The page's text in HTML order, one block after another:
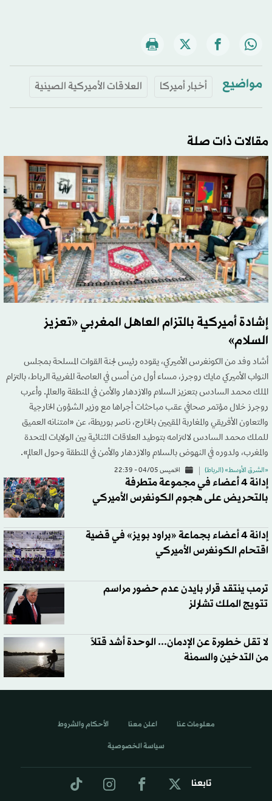
مواضيع أخبار أميركا العلاقات الأميركية الصينية
مقالات ذات صلة
إشادة أميركية بالتزام العاهل المغربي «تعزيز
السلام»
أشاد وفد من الكونغرس الأميركي، يقوده رئيس لجنة القوات المسلحة بمجلس
النواب الأميركي مايك روجرز، مساء أول من أمس في العاصمة المغربية الرباط، بالتزام
الملك محمد السادس بتعزيز السلام والازدهار والأمن في المنطقة والعالم. وأعرب
روجرز خلال مؤتمر صحافي عقب مباحثات أجراها مع وزير الشؤون الخارجية
والتعاون الأفريقي والمغاربة المقيمين بالخارج، ناصر بوريطة، عن «امتنانه العميق
للملك محمد السادس لالتزامه بتوطيد العلاقات الثنائية بين الولايات المتحدة
والمغرب، ولدوره في النهوض بالسلام والازدهار والأمن في المنطقة وحول العالم».
«الشرق الأوسط» (الرباط) الخميس 04/05 - 22:39
إدانة 4 أعضاء في مجموعة متطرفة
بالتحريض على هجوم الكونغرس الأميركي
إدانة 4 أعضاء بجماعة «براود بويز» في قضية
اقتحام الكونغرس الأميركي
ترمب ينتقد قرار بايدن عدم حضور مراسم
تتويج الملك تشارلز
لا تقل خطورة عن الإدمان... الوحدة أشد قتلاً
من التدخين والسمنة
تابعنا
معلومات عنا اعلن معنا الأحكام والشروط
سياسة الخصوصية